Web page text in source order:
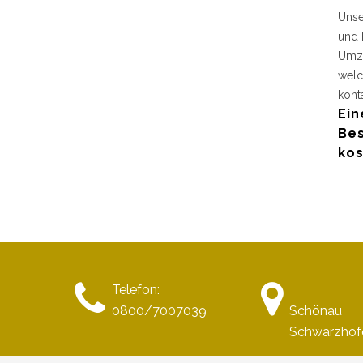
und
Telefon:
0800/7007039
Schönau